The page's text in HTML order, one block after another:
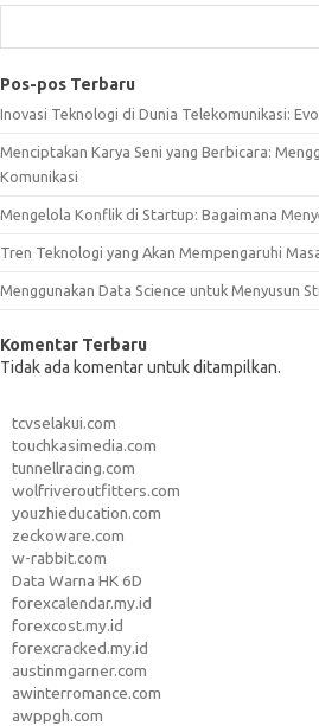
Pos-pos Terbaru
Inovasi Teknologi di Dunia Telekomunikasi:
Menciptakan Karya Seni yang Berbicara:
Komunikasi
Mengelola Konflik di Startup: Bagaimana
Tren Teknologi yang Akan Mempengaruhi
Menggunakan Data Science untuk Menyusun
Komentar Terbaru
Tidak ada komentar untuk ditampilkan.
tcvselakui.com
touchkasimedia.com
tunnellracing.com
wolfriveroutfitters.com
youzhieducation.com
zeckoware.com
w-rabbit.com
Data Warna HK 6D
forexcalendar.my.id
forexcost.my.id
forexcracked.my.id
austinmgarner.com
awinterromance.com
awppgh.com